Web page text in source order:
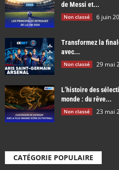
de Messi et...
Non classé 6 juin
Transformez la
avec...
Non classé 29 mai
L’histoire des
monde : du rêve...
Non classé 23 mai
CATÉGORIE POPULAIRE